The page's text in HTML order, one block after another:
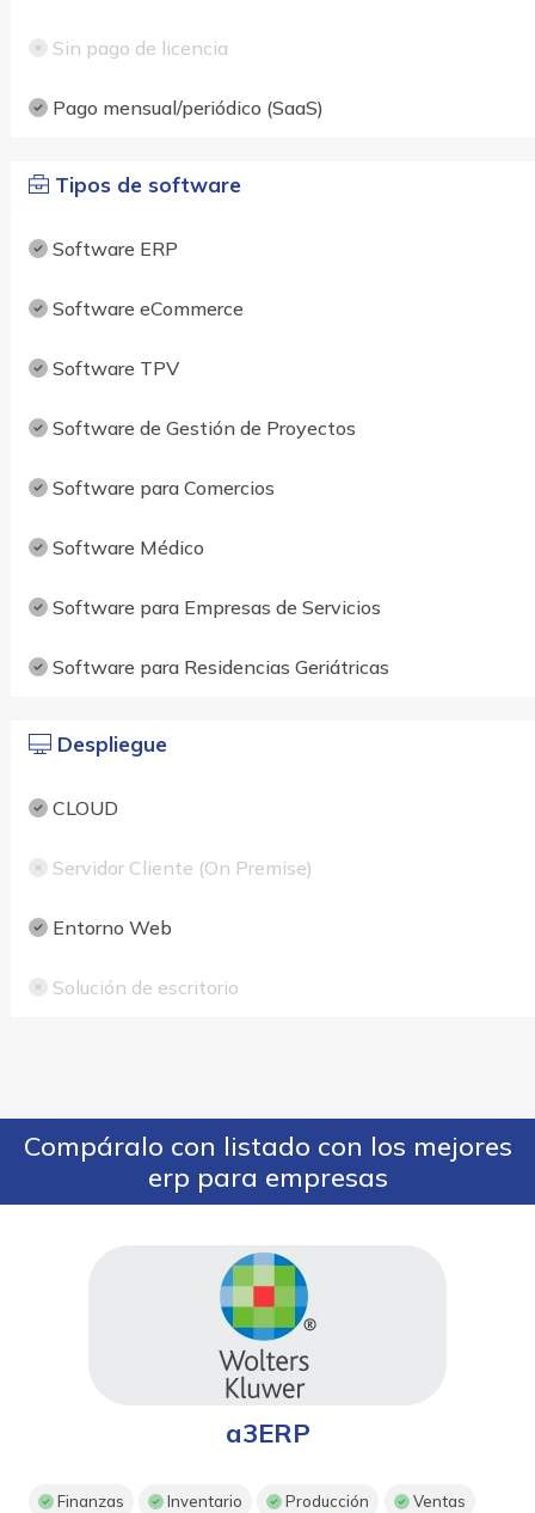
Sin pago de licencia
Pago mensual/periódico (SaaS)
Tipos de software
Software ERP
Software eCommerce
Software TPV
Software de Gestión de Proyectos
Software para Comercios
Software Médico
Software para Empresas de Servicios
Software para Residencias Geriátricas
Despliegue
CLOUD
Servidor Cliente (On Premise)
Entorno Web
Solución de escritorio
Compáralo con listado con los mejores
erp para empresas
a3ERP
Finanzas Inventario Producción Ventas